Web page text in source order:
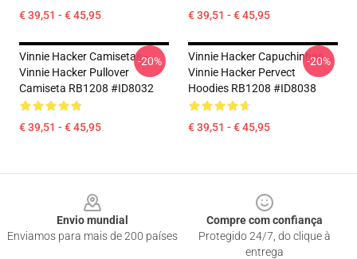
€ 39,51 - € 45,95 € 39,51 - € 45,95
Vinnie Hacker Camisetas -
Vinnie Hacker Pullover
Camiseta RB1208 #ID8032
€ 39,51 - € 45,95
-20%
Vinnie Hacker Capuchinhos...
Vinnie Hacker Pervect
Hoodies RB1208 #ID8038
€ 39,51 - € 45,95
-20%
Envio mundial
Enviamos para mais de 200 países
Compre com confiança
Protegido 24/7, do clique à
entrega